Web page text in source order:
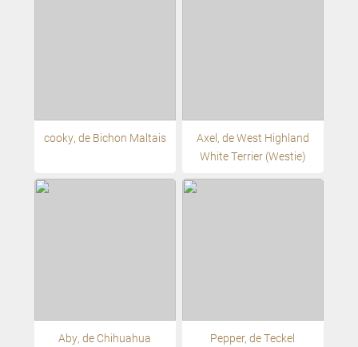
cooky, de Bichon Maltais
Axel, de West Highland
White Terrier (Westie)
Aby, de Chihuahua Pepper, de Teckel